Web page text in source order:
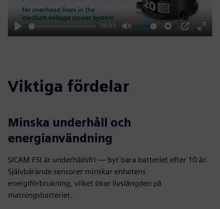
Play
04:43
Mute Settings
PIP
Enter
Viktiga fördelar
Minska underhåll och
energianvändning
SICAM FSI är underhållsfri — byt bara batteriet efter 10 år.
Självbärande sensorer minskar enhetens
energiförbrukning, vilket ökar livslängden på
matningsbatteriet.